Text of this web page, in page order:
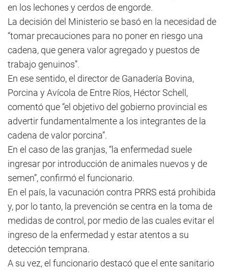
en los lechones y cerdos de engorde.
La decisión del Ministerio se basó en la necesidad de
“tomar precauciones para no poner en riesgo una
cadena, que genera valor agregado y puestos de
trabajo genuinos”.
En ese sentido, el director de Ganadería Bovina,
Porcina y Avícola de Entre Ríos, Héctor Schell,
comentó que “el objetivo del gobierno provincial es
advertir fundamentalmente a los integrantes de la
cadena de valor porcina”.
En el caso de las granjas, “la enfermedad suele
ingresar por introducción de animales nuevos y de
semen”, confirmó el funcionario.
En el país, la vacunación contra PRRS está prohibida
y, por lo tanto, la prevención se centra en la toma de
medidas de control, por medio de las cuales evitar el
ingreso de la enfermedad y estar atentos a su
detección temprana.
A su vez, el funcionario destacó que el ente sanitario